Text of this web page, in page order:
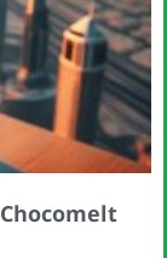
לחצו
פה!
Chocomelt: חגיגת שוקולד שלא תרצו לפספס!